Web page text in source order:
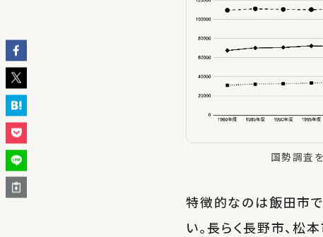
国勢調査
特徴的なのは飯田市
い。長らく長野市、